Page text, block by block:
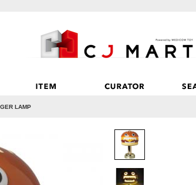
LAMP